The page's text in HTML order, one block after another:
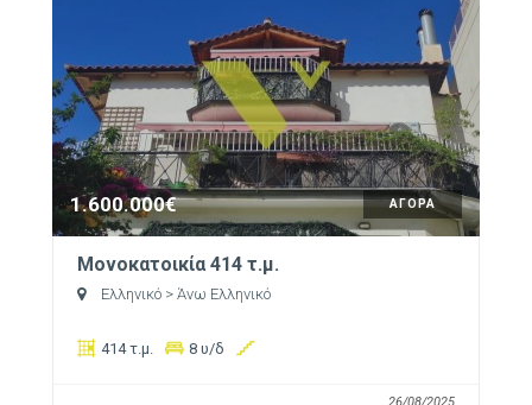
ΑΓΟΡΑ
1.600.000€
Μονοκατοικία 414 τ.μ.
Ελληνικό > Άνω Ελληνικό
414 τ.μ. 8 υ/δ